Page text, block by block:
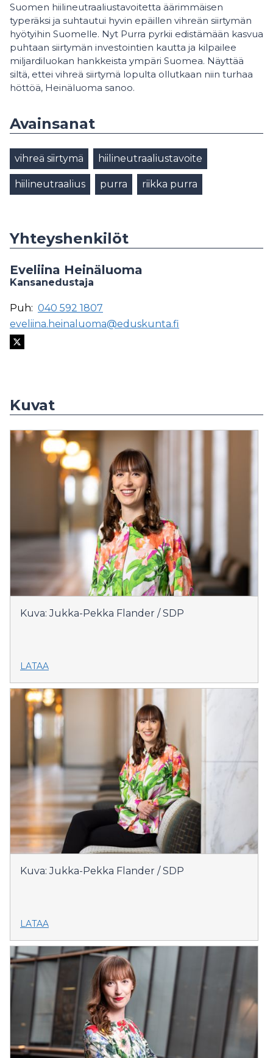
Suomen hiilineutraaliustavoitetta äärimmäisen
typeräksi ja suhtautui hyvin epäillen vihreän siirtymän
hyötyihin Suomelle. Nyt Purra pyrkii edistämään kasvua
puhtaan siirtymän investointien kautta ja kilpailee
miljardiluokan hankkeista ympäri Suomea. Näyttää
siltä, ettei vihreä siirtymä lopulta ollutkaan niin turhaa
höttöä, Heinäluoma sanoo.
Avainsanat
vihreä siirtymä hiilineutraaliustavoite
hiilineutraalius purra riikka purra
Yhteyshenkilöt
Eveliina Heinäluoma
Kansanedustaja
Puh: 040 592 1807
eveliina.heinaluoma@eduskunta.fi
Kuvat
Kuva: Jukka-Pekka Flander / SDP
LATAA
Kuva: Jukka-Pekka Flander / SDP
LATAA